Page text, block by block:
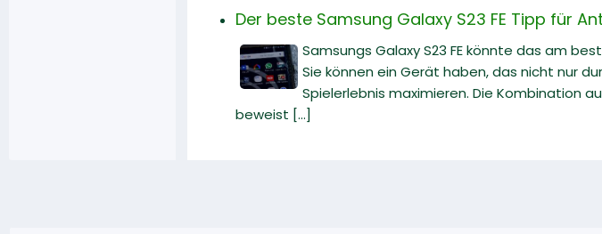
Der beste Samsung Galaxy S23 FE Tipp für
Samsungs Galaxy S23 FE könnte das am
Sie können ein Gerät haben, das nicht nur
Spielerlebnis maximieren. Die Kombination
beweist [...]